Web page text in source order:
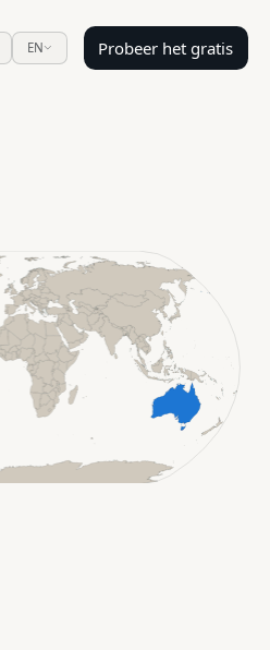
EN Probeer het gratis